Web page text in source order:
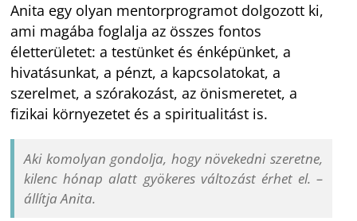
Anita egy olyan mentorprogramot dolgozott ki,
ami magába foglalja az összes fontos
életterületet: a testünket és énképünket, a
hivatásunkat, a pénzt, a kapcsolatokat, a
szerelmet, a szórakozást, az önismeretet, a
fizikai környezetet és a spiritualitást is.
Aki komolyan gondolja, hogy növekedni szeretne,
kilenc hónap alatt gyökeres változást érhet el. –
állítja Anita.